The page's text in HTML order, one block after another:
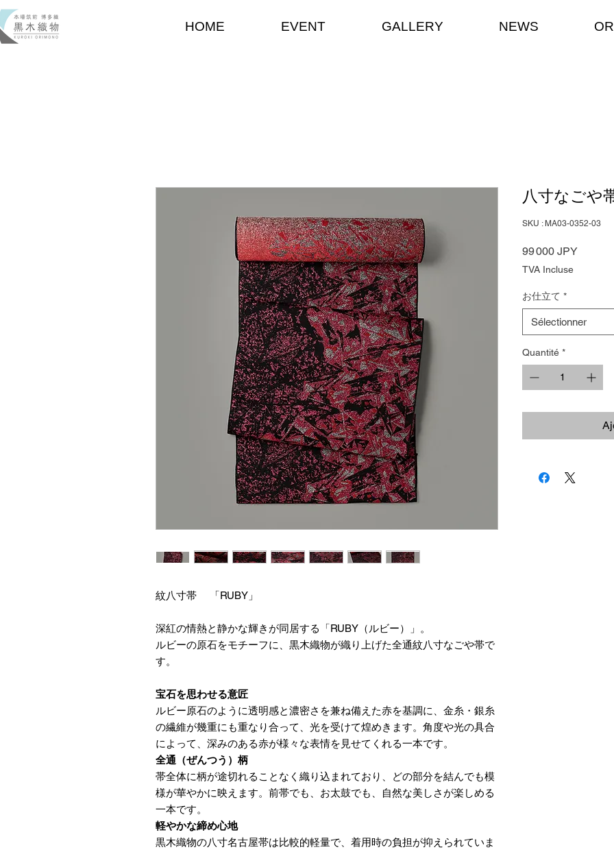
HOME EVENT GALLERY NEWS
紋八寸帯 「RUBY」
深紅の情熱と静かな輝きが同居する「RUBY（ルビー）」。
ルビーの原石をモチーフに、黒木織物が織り上げた全通紋八寸なごや帯で
す。
宝石を思わせる意匠
ルビー原石のように透明感と濃密さを兼ね備えた赤を基調に、金糸・銀糸
の繊維が幾重にも重なり合って、光を受けて煌めきます。角度や光の具合
によって、深みのある赤が様々な表情を見せてくれる一本です。
全通（ぜんつう）柄
帯全体に柄が途切れることなく織り込まれており、どの部分を結んでも模
様が華やかに映えます。前帯でも、お太鼓でも、自然な美しさが楽しめる
一本です。
軽やかな締め心地
黒木織物の八寸名古屋帯は比較的軽量で、着用時の負担が抑えられていま
八寸なごや
SKU : MA03-0352-03
99 000 JPYPrix
TVA Incluse
お仕立て *
Sélectionner
Quantité *